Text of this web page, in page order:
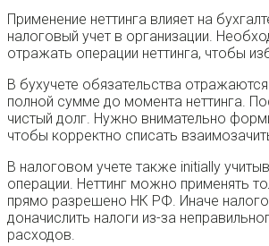
Применение неттинга влияет на
налоговый учет в организации.
отражать операции неттинга, чтобы
В бухучете обязательства
полной сумме до момента неттинга.
чистый долг. Нужно внимательно
чтобы корректно списать
В налоговом учете также initially
операции. Неттинг можно применять
прямо разрешено НК РФ. Иначе
доначислить налоги из-за
расходов.